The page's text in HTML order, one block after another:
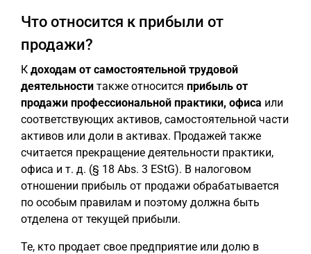
Что относится к прибыли от
продажи?
К доходам от самостоятельной трудовой
деятельности также относится прибыль от
продажи профессиональной практики, офиса или
соответствующих активов, самостоятельной части
активов или доли в активах. Продажей также
считается прекращение деятельности практики,
офиса и т. д. (§ 18 Abs. 3 EStG). В налоговом
отношении прибыль от продажи обрабатывается
по особым правилам и поэтому должна быть
отделена от текущей прибыли.
Те, кто продает свое предприятие или долю в